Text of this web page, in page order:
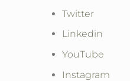
Twitter
Linkedin
YouTube
Instagram